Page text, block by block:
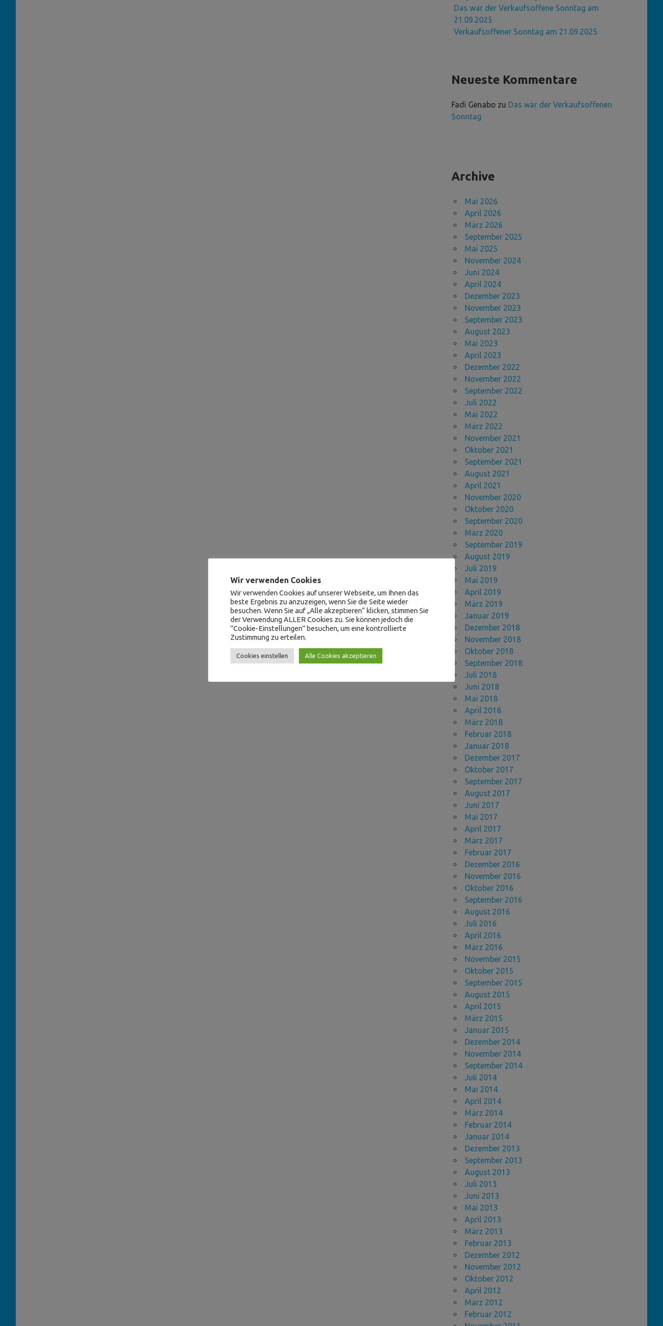
Das war der Verkaufsoffene Sonntag am
21.09.2025
Verkaufsoffener Sonntag am 21.09.2025
Neueste Kommentare
Fadi Genabo zu Das war der Verkaufsoffenen
Sonntag
Archive
Mai 2026
April 2026
März 2026
September 2025
Mai 2025
November 2024
Juni 2024
April 2024
Dezember 2023
November 2023
September 2023
August 2023
Mai 2023
April 2023
Dezember 2022
November 2022
September 2022
Juli 2022
Mai 2022
März 2022
November 2021
Oktober 2021
September 2021
August 2021
April 2021
November 2020
Oktober 2020
September 2020
März 2020
September 2019
August 2019
Juli 2019
Mai 2019
April 2019
März 2019
Januar 2019
Dezember 2018
November 2018
Oktober 2018
September 2018
Juli 2018
Juni 2018
Mai 2018
April 2018
März 2018
Februar 2018
Januar 2018
Dezember 2017
Oktober 2017
September 2017
August 2017
Juni 2017
Mai 2017
April 2017
März 2017
Februar 2017
Dezember 2016
November 2016
Oktober 2016
September 2016
August 2016
Juli 2016
April 2016
März 2016
November 2015
Oktober 2015
September 2015
August 2015
April 2015
März 2015
Januar 2015
Dezember 2014
November 2014
September 2014
Juli 2014
Mai 2014
April 2014
März 2014
Februar 2014
Januar 2014
Dezember 2013
September 2013
August 2013
Juli 2013
Juni 2013
Mai 2013
April 2013
März 2013
Februar 2013
Dezember 2012
November 2012
Oktober 2012
April 2012
März 2012
Februar 2012
Wir verwenden Cookies
Wir verwenden Cookies auf unserer Webseite, um Ihnen das
beste Ergebnis zu anzuzeigen, wenn Sie die Seite wieder
besuchen. Wenn Sie auf „Alle akzeptieren“ klicken, stimmen Sie
der Verwendung ALLER Cookies zu. Sie können jedoch die
"Cookie-Einstellungen" besuchen, um eine kontrollierte
Zustimmung zu erteilen.
Cookies einstellen Alle Cookies akzeptieren